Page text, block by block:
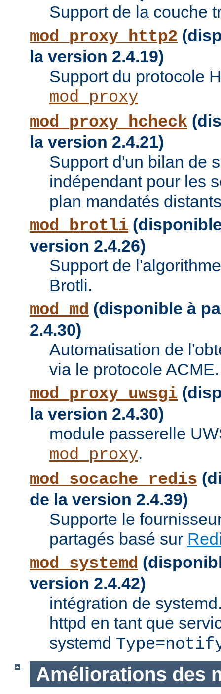
Support de la couche
mod_proxy_http2
la version 2.4.19)
Support du protocole
mod_proxy
mod_proxy_hcheck
la version 2.4.21)
Support d'un bilan de
indépendant pour les
plan mandatés
mod_brotli
version 2.4.26)
Support de
Brotli.
mod_md (disponible à
2.4.30)
Automatisation de
via le protocole ACME.
mod_proxy_uwsgi
la version 2.4.30)
module passerelle
mod_proxy.
mod_socache_redis
de la version 2.4.39)
Supporte le
partagés basé sur
mod_systemd
version 2.4.42)
intégration de
httpd en tant que
systemd
Améliorations des